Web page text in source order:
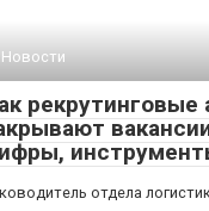
Новости
рекрутинговые
отдела